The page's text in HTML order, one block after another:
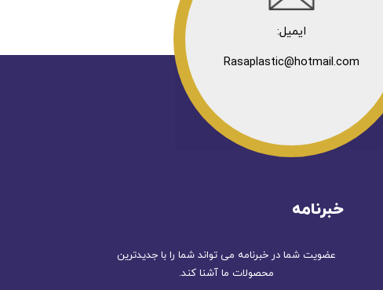
ایمیل:
Rasaplastic@hotmail.com
خبرنامه
عضویت شما در خبرنامه می تواند شما را با جدیدترین
محصولات ما آشنا کند.